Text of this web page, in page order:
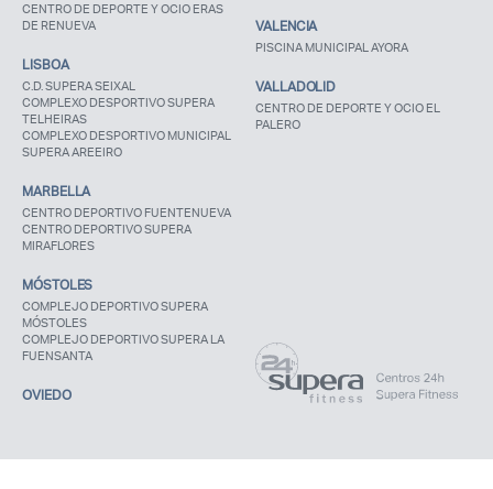
CENTRO DE DEPORTE Y OCIO ERAS
DE RENUEVA
LISBOA
C.D. SUPERA SEIXAL
COMPLEXO DESPORTIVO SUPERA
TELHEIRAS
COMPLEXO DESPORTIVO MUNICIPAL
SUPERA AREEIRO
MARBELLA
CENTRO DEPORTIVO FUENTENUEVA
CENTRO DEPORTIVO SUPERA
MIRAFLORES
MÓSTOLES
COMPLEJO DEPORTIVO SUPERA
MÓSTOLES
COMPLEJO DEPORTIVO SUPERA LA
FUENSANTA
OVIEDO
VALENCIA
PISCINA MUNICIPAL AYORA
VALLADOLID
CENTRO DE DEPORTE Y OCIO EL
PALERO